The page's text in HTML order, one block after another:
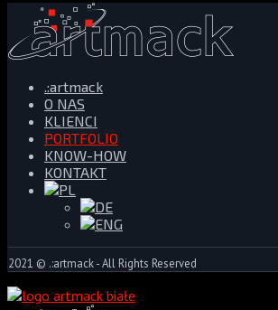
.:artmack
O NAS
KLIENCI
PORTFOLIO
KNOW-HOW
KONTAKT
2021 © .:artmack - All Rights Reserved